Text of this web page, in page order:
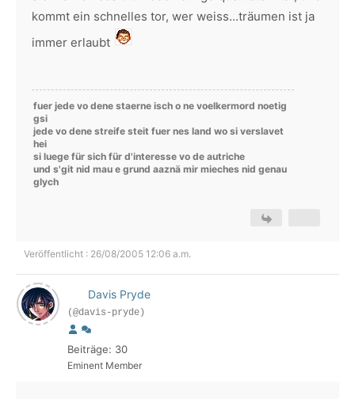
kommt ein schnelles tor, wer weiss...träumen ist ja
immer erlaubt
fuer jede vo dene staerne isch o ne voelkermord noetig
gsi
jede vo dene streife steit fuer nes land wo si verslavet
hei
si luege für sich für d'interesse vo de autriche
und s'git nid mau e grund aaznä mir mieches nid genau
glych
Veröffentlicht : 26/08/2005 12:06 a.m.
Davis Pryde
(@davis-pryde)
Beiträge: 30
Eminent Member